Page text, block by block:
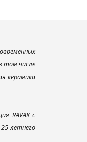
том числе
керамика
RAVAK с
летнего